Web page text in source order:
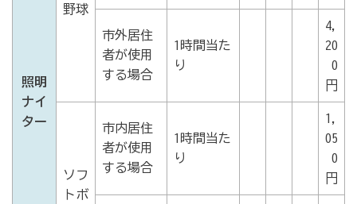
照明
ナイ
ター
野球
市外居住
者が使用
する場合
1時間当た
り
4,
20
0
円
ソフ
トボ
市内居住
者が使用
する場合
1時間当た
り
1,
05
0
円